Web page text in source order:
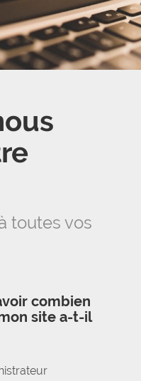
toutes vos
combien
site a-t-il